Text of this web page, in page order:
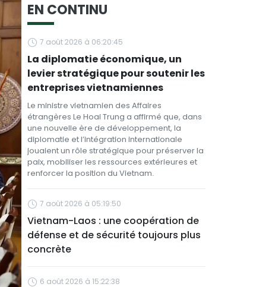
EN CONTINU
7 août 2026 à 06:20:45
La diplomatie économique, un
levier stratégique pour soutenir les
entreprises vietnamiennes
Le ministre vietnamien des Affaires
étrangères Le Hoai Trung a affirmé que, dans
une nouvelle ère de développement, la
diplomatie et l’intégration internationale
jouaient un rôle stratégique pour préserver la
paix, mobiliser les ressources extérieures et
renforcer la position du Vietnam.
7 août 2026 à 05:19:50
Vietnam-Laos : une coopération de
défense et de sécurité toujours plus
concrète
6 août 2026 à 15:22:38